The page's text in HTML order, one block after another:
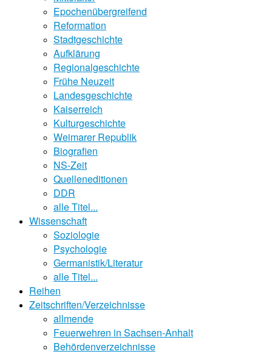
Epochenübergreifend
Reformation
Stadtgeschichte
Aufklärung
Regionalgeschichte
Frühe Neuzeit
Landesgeschichte
Kaiserreich
Kulturgeschichte
Weimarer Republik
Biografien
NS-Zeit
Quelleneditionen
DDR
alle Titel...
Wissenschaft
Soziologie
Psychologie
Germanistik/Literatur
alle Titel...
Reihen
Zeitschriften/Verzeichnisse
allmende
Feuerwehren in Sachsen-Anhalt
Behördenverzeichnisse